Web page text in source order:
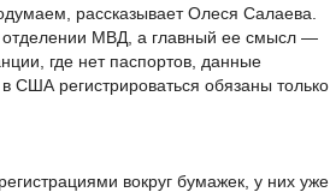
рассказывает Олеся Салаева.
отделении МВД, а главный ее смысл —
где нет паспортов, данные
США регистрироваться обязаны только
вокруг бумажек, у них уже